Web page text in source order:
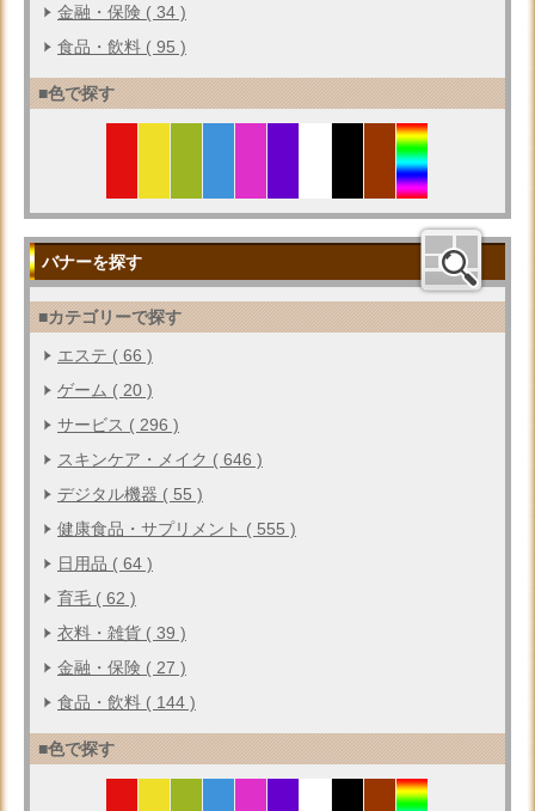
金融・保険 ( 34 )
食品・飲料 ( 95 )
■色で探す
バナーを探す
■カテゴリーで探す
エステ ( 66 )
ゲーム ( 20 )
サービス ( 296 )
スキンケア・メイク ( 646 )
デジタル機器 ( 55 )
健康食品・サプリメント ( 555 )
日用品 ( 64 )
育毛 ( 62 )
衣料・雑貨 ( 39 )
金融・保険 ( 27 )
食品・飲料 ( 144 )
■色で探す